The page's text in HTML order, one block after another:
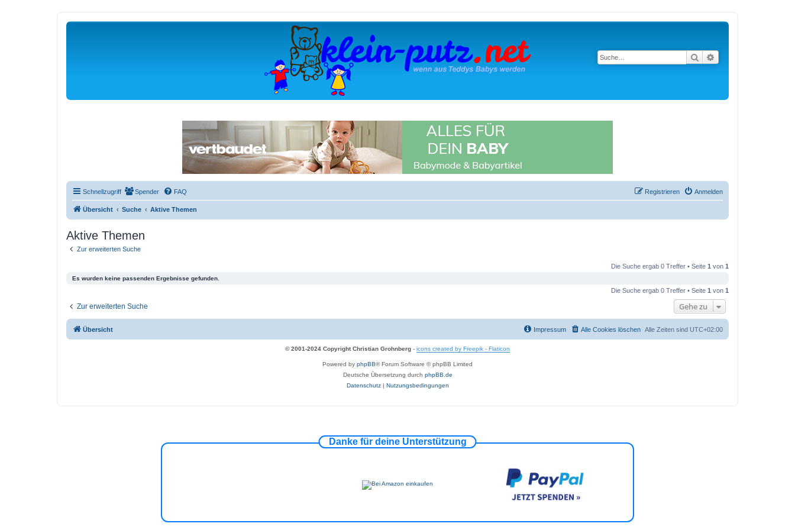
Suche
Schnellzugriff Spender FAQ Anmelden
Registrieren
Übersicht Suche Aktive Themen
Aktive Themen
Zur erweiterten Suche
Die Suche ergab 0 Treffer • Seite 1 von 1
Es wurden keine passenden Ergebnisse gefunden.
Die Suche ergab 0 Treffer • Seite 1 von 1
Zur erweiterten Suche Gehe zu
Übersicht Alle Zeiten sind UTC+02:00
Alle Cookies löschen
Impressum
© 2001-2024 Copyright Christian Grohnberg - icons created by Freepik - Flaticon
Powered by phpBB® Forum Software © phpBB Limited
Deutsche Übersetzung durch phpBB.de
Datenschutz| Nutzungsbedingungen
Danke für deine Unterstützung